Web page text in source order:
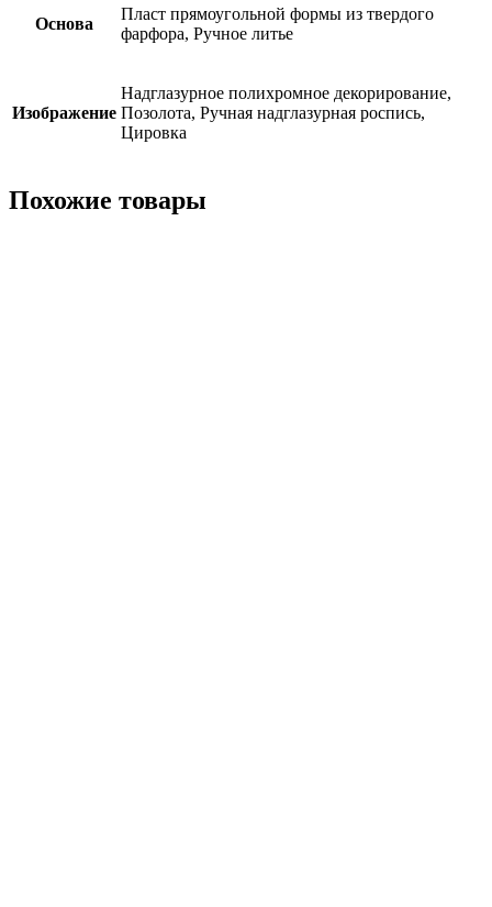
Основа
Пласт прямоугольной формы из твердого
фарфора, Ручное литье
Изображение
Надглазурное полихромное декорирование,
Позолота, Ручная надглазурная роспись,
Цировка
Похожие товары